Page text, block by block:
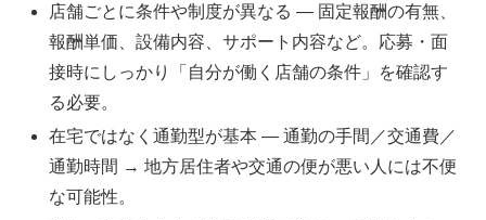
店舗ごとに条件や制度が異なる — 固定報酬の有無、
報酬単価、設備内容、サポート内容など。応募・面
接時にしっかり「自分が働く店舗の条件」を確認す
る必要。
在宅ではなく通勤型が基本 — 通勤の手間／交通費／
通勤時間 → 地方居住者や交通の便が悪い人には不便
な可能性。